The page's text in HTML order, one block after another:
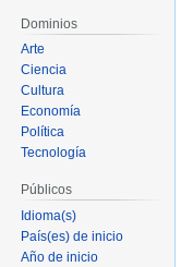
Dominios
Arte
Ciencia
Cultura
Economía
Política
Tecnología
Públicos
Idioma(s)
País(es) de inicio
Año de inicio